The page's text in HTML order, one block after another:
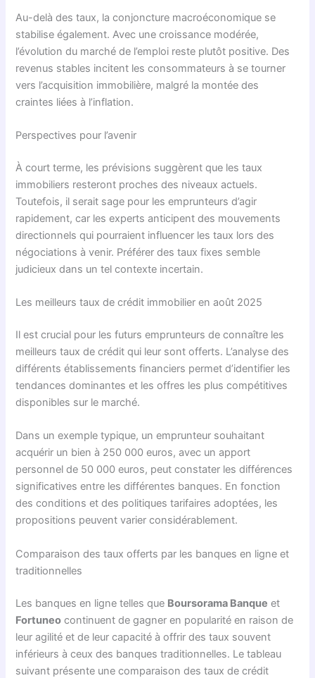
Au-delà des taux, la conjoncture macroéconomique se
stabilise également. Avec une croissance modérée,
l’évolution du marché de l’emploi reste plutôt positive. Des
revenus stables incitent les consommateurs à se tourner
vers l’acquisition immobilière, malgré la montée des
craintes liées à l’inflation.
Perspectives pour l’avenir
À court terme, les prévisions suggèrent que les taux
immobiliers resteront proches des niveaux actuels.
Toutefois, il serait sage pour les emprunteurs d’agir
rapidement, car les experts anticipent des mouvements
directionnels qui pourraient influencer les taux lors des
négociations à venir. Préférer des taux fixes semble
judicieux dans un tel contexte incertain.
Les meilleurs taux de crédit immobilier en août 2025
Il est crucial pour les futurs emprunteurs de connaître les
meilleurs taux de crédit qui leur sont offerts. L’analyse des
différents établissements financiers permet d’identifier les
tendances dominantes et les offres les plus compétitives
disponibles sur le marché.
Dans un exemple typique, un emprunteur souhaitant
acquérir un bien à 250 000 euros, avec un apport
personnel de 50 000 euros, peut constater les différences
significatives entre les différentes banques. En fonction
des conditions et des politiques tarifaires adoptées, les
propositions peuvent varier considérablement.
Comparaison des taux offerts par les banques en ligne et
traditionnelles
Les banques en ligne telles que Boursorama Banque et
Fortuneo continuent de gagner en popularité en raison de
leur agilité et de leur capacité à offrir des taux souvent
inférieurs à ceux des banques traditionnelles. Le tableau
suivant présente une comparaison des taux de crédit